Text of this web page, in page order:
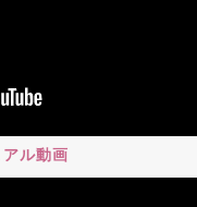
ル動画